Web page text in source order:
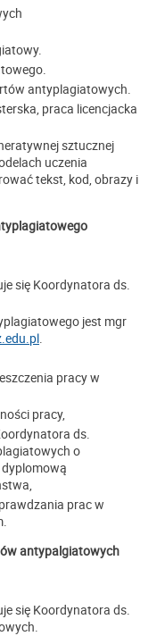
antyplagiatowych.
praca licencjacka
sztucznej
uczenia
tekst, kod, obrazy i
się Koordynatora ds.
jest mgr
pracy w
pracy,
ds.
o
prac w
antypalgiatowych
się Koordynatora ds.